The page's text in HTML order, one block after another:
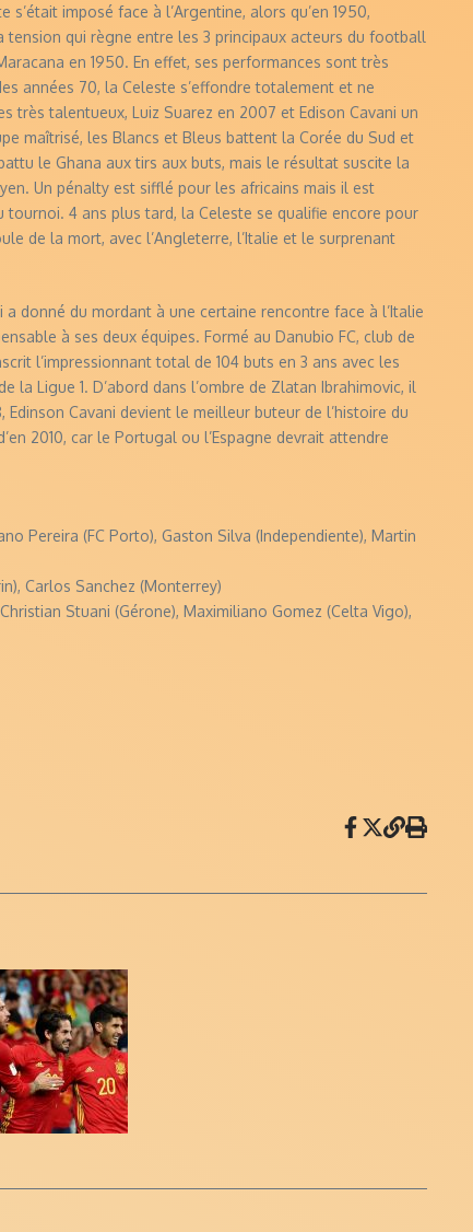
imposé face à l’Argentine, alors qu’en 1950,
qui règne entre les 3 principaux acteurs du football
en 1950. En effet, ses performances sont très
années 70, la Celeste s’effondre totalement et ne
très talentueux, Luiz Suarez en 2007 et Edison Cavani un
maîtrisé, les Blancs et Bleus battent la Corée du Sud et
le Ghana aux tirs aux buts, mais le résultat suscite la
Un pénalty est sifflé pour les africains mais il est
tournoi. 4 ans plus tard, la Celeste se qualifie encore pour
de la mort, avec l’Angleterre, l’Italie et le surprenant
donné du mordant à une certaine rencontre face à l’Italie
à ses deux équipes. Formé au Danubio FC, club de
l’impressionnant total de 104 buts en 3 ans avec les
Ligue 1. D’abord dans l’ombre de Zlatan Ibrahimovic, il
Cavani devient le meilleur buteur de l’histoire du
2010, car le Portugal ou l’Espagne devrait attendre
Pereira (FC Porto), Gaston Silva (Independiente), Martin
Carlos Sanchez (Monterrey)
Stuani (Gérone), Maximiliano Gomez (Celta Vigo),